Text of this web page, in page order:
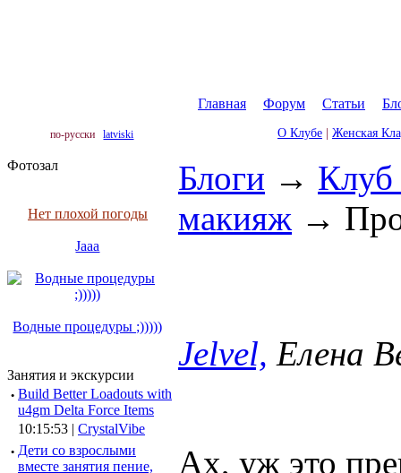
Главная Форум Статьи
по-русски latviski О Клубе Женская
Фотозал
Нет плохой погоды
Jaaa
Водные процедуры ;)))))
Занятия и экскурсии
· Build Better Loadouts with
u4gm Delta Force Items
10:15:53 | CrystalVibe
· Дети со взрослыми
вместе занятия пение,
Блоги →
макияж →
Jelvel, Елена
Ах, уж это